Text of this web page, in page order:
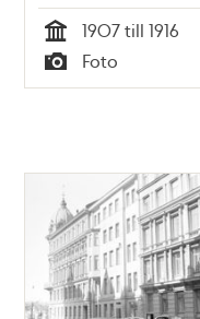
Tid
1907 till 1916
Typ
Foto